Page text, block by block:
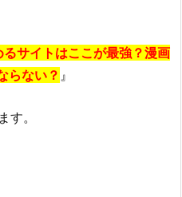
サイトはここが最強？漫画
らない？ 』
す。